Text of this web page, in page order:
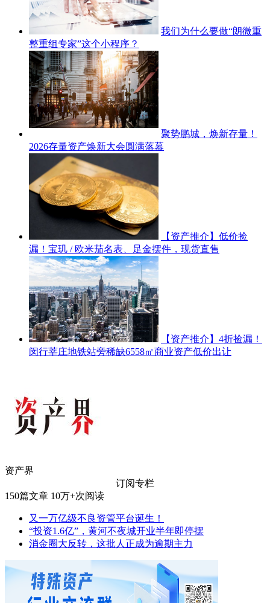
我们为什么要做“朗微重
整重组专家”这个小程序？
聚势鹏城，焕新存量！
2026存量资产焕新大会圆满落幕
【资产推介】低价捡
漏！宝玑 / 欧米茄名表、足金摆件，现货直售
【资产推介】4折捡漏！
闵行莘庄地铁站旁稀缺6558㎡商业资产低价出让
资产界
订阅专栏
150篇文章 10万+次阅读
又一万亿级不良资管平台诞生！
“投资1.6亿”，黄河不夜城开业半年即停摆
消金圈大反转，这批人正成为逾期主力